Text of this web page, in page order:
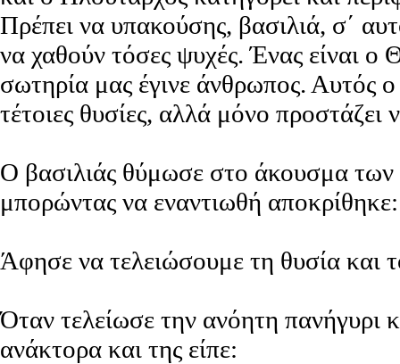
Πρέπει να υπακούσης, βασιλιά, σ΄
να χαθούν τόσες ψυχές. Ένας είναι ο
σωτηρία μας έγινε άνθρωπος. Αυτός
τέτοιες θυσίες, αλλά μόνο προστάζει
Ο βασιλιάς θύμωσε στο άκουσμα των
μπορώντας να εναντιωθή αποκρίθηκε:
Άφησε να τελειώσουμε τη θυσία και
Όταν τελείωσε την ανόητη πανήγυρι
ανάκτορα και της είπε: